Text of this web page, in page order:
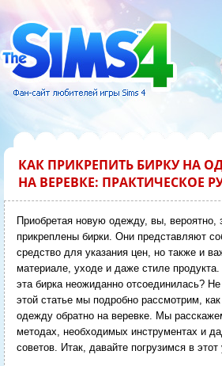
КАК ПРИКРЕПИТЬ БИРКУ НА
НА ВЕРЕВКЕ: ПРАКТИЧЕСКОЕ
Приобретая новую одежду, вы, вероятно,
прикреплены бирки. Они представляют
средство для указания цен, но также и
материале, уходе и даже стиле
эта бирка неожиданно отсоединилась?
этой статье мы подробно рассмотрим, как
одежду обратно на веревке. Мы
методах, необходимых инструментах и
советов. Итак, давайте погрузимся в